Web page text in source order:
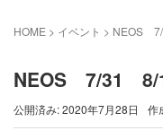
HOME > イベント > NEOS
NEOS 7/31 8/
公開済み: 2020年7月28日 作